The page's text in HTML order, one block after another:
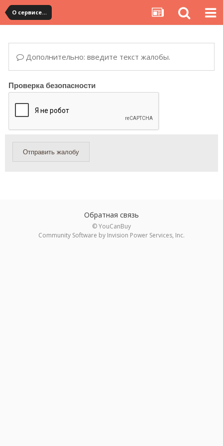
О сервисе, сайте и форуме
Дополнительно: введите текст жалобы.
Проверка безопасности
Отправить жалобу
Обратная связь
© YouCanBuy
Community Software by Invision Power Services, Inc.